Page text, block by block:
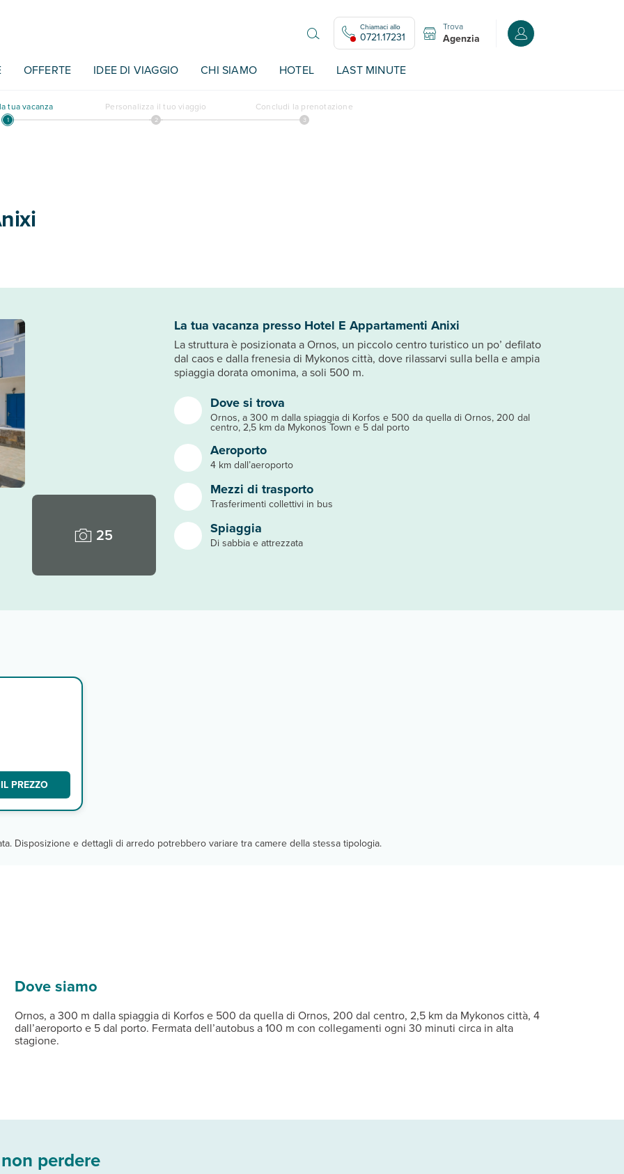
Chiamaci allo
0721.17231
Trova
Agenzia Accedi o registrati
OFFERTE IDEE DI VIAGGIO CHI SIAMO HOTEL LAST MINUTE
tua vacanza Personalizza il tuo viaggio Concludi la prenotazione
25
Dove si trova
Ornos, a 300 m dalla spiaggia di Korfos e 500 da quella di Ornos, 200 dal
centro, 2,5 km da Mykonos Town e 5 dal porto
Aeroporto
4 km dall’aeroporto
Mezzi di trasporto
Trasferimenti collettivi in bus
Spiaggia
Di sabbia e attrezzata
La tua vacanza presso Hotel E Appartamenti Anixi
La struttura è posizionata a Ornos, un piccolo centro turistico un po’ defilato
dal caos e dalla frenesia di Mykonos città, dove rilassarvi sulla bella e ampia
spiaggia dorata omonima, a soli 500 m.
PREZZO
Disposizione e dettagli di arredo potrebbero variare tra camere della stessa tipologia.
Dove siamo
Ornos, a 300 m dalla spiaggia di Korfos e 500 da quella di Ornos, 200 dal centro, 2,5 km da Mykonos città, 4
dall’aeroporto e 5 dal porto. Fermata dell’autobus a 100 m con collegamenti ogni 30 minuti circa in alta
stagione.
con lettini e ombrelloni a pagamento (teli mare non disponibili).
standard distribuite su 2 piani con servizi privati, balcone o terrazza, aria condizionata, asciugacapelli, TV, connessione
prenotabile e pagabile direttamente in loco.
comuni.sulla spiaggia di Korfos.
perdere